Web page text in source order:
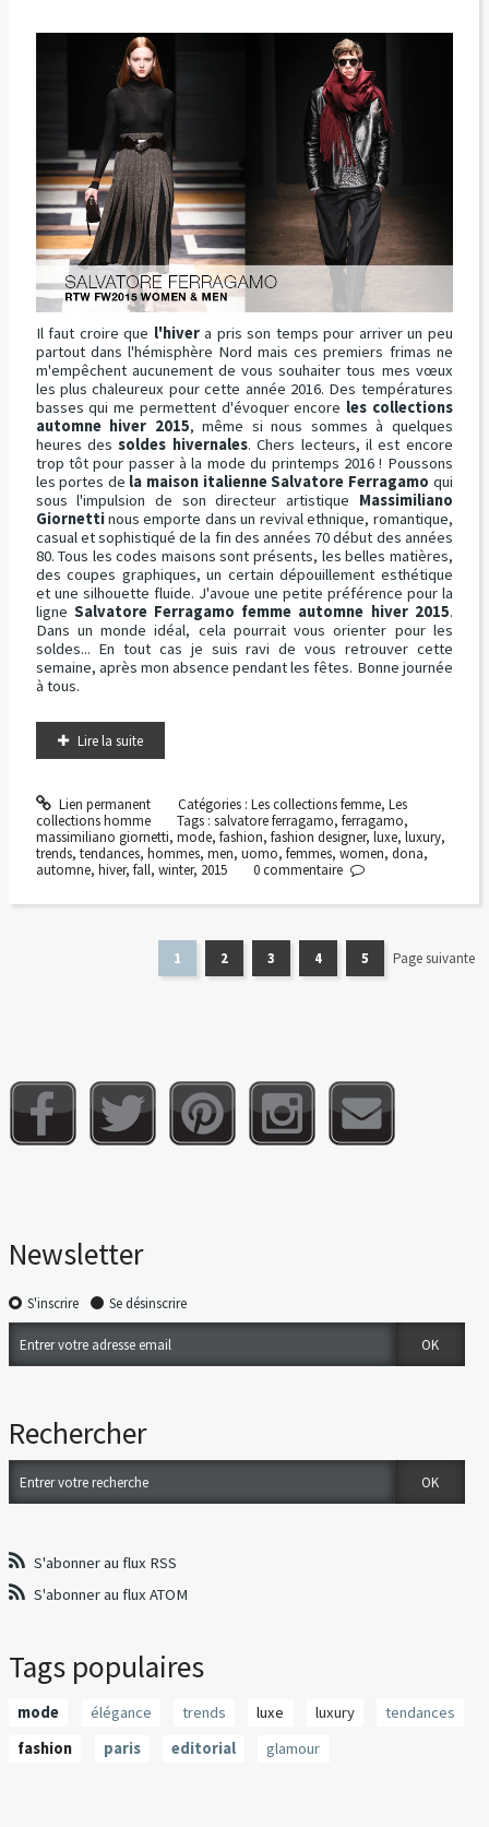
Il faut croire que l'hivera pris son temps pour arriver un peu
partout dans l'hémisphère Nord mais ces premiers frimas ne
m'empêchent aucunement de vous souhaiter tous mes vœux
les plus chaleureux pour cette année 2016. Des températures
basses qui me permettent d'évoquer encore les collections
automne hiver 2015, même si nous sommes à quelques
heures dessoldes hivernales. Chers lecteurs, il est encore
trop tôt pour passer à la mode du printemps 2016 ! Poussons
les portes de la maison italienne Salvatore Ferragamo qui
sous l'impulsion de son directeur artistique Massimiliano
Giornettinous emporte dans un revival ethnique, romantique,
casual et sophistiqué de la fin des années 70 début des années
80. Tous les codes maisons sont présents, les belles matières,
des coupes graphiques, un certain dépouillement esthétique
et une silhouette fluide. J'avoue une petite préférence pour la
ligne Salvatore Ferragamo femme automne hiver 2015.
Dans un monde idéal, cela pourrait vous orienter pour les
soldes... En tout cas je suis ravi de vous retrouver cette
semaine, après mon absence pendant les fêtes. Bonne journée
à tous.
Lire la suite
Lien permanent Catégories : Les collections femme, Les
collections homme
Tags :salvatore ferragamo,ferragamo,
massimiliano giornetti, mode, fashion, fashion designer, luxe, luxury,
trends, tendances, hommes, men, uomo, femmes, women, dona,
automne, hiver, fall, winter, 2015 0commentaire
1 2 3 4 5 Page suivante
Newsletter
S'inscrire Se désinscrire
Rechercher
S'abonner au flux RSS
S'abonner au flux ATOM
Tags populaires
mode élégance trends luxe luxury
tendances
fashion
paris editorial glamour